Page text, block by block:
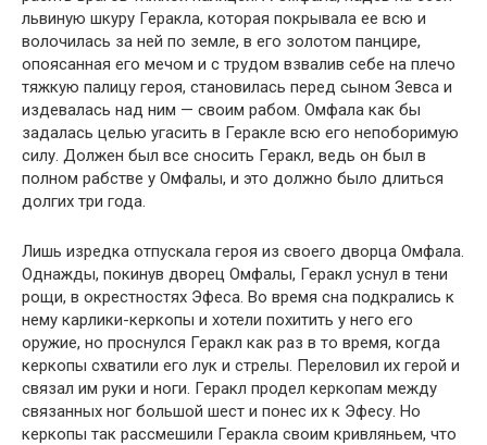
львиную шкуру Геракла, которая покрывала ее всю и
волочилась за ней по земле, в его золотом панцире,
опоясанная его мечом и с трудом взвалив себе на плечо
тяжкую палицу героя, становилась перед сыном Зевса и
издевалась над ним — своим рабом. Омфала как бы
задалась целью угасить в Геракле всю его непоборимую
силу. Должен был все сносить Геракл, ведь он был в
полном рабстве у Омфалы, и это должно было длиться
долгих три года.
Лишь изредка отпускала героя из своего дворца Омфала.
Однажды, покинув дворец Омфалы, Геракл уснул в тени
рощи, в окрестностях Эфеса. Во время сна подкрались к
нему карлики-керкопы и хотели похитить у него его
оружие, но проснулся Геракл как раз в то время, когда
керкопы схватили его лук и стрелы. Переловил их герой и
связал им руки и ноги. Геракл продел керкопам между
связанных ног большой шест и понес их к Эфесу. Но
керкопы так рассмешили Геракла своим кривляньем, что